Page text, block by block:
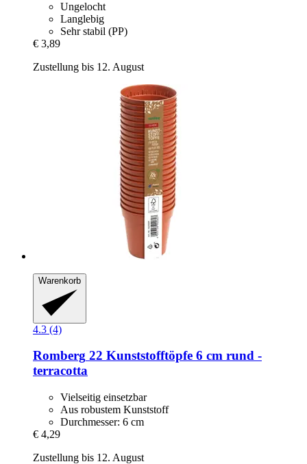
Ungelocht
Langlebig
Sehr stabil (PP)
€ 3,89
Zustellung bis 12. August
Warenkorb
4.3 (4)
Romberg 22 Kunststofftöpfe 6 cm rund -​
terracotta
Vielseitig einsetzbar
Aus robustem Kunststoff
Durchmesser: 6 cm
€ 4,29
Zustellung bis 12. August